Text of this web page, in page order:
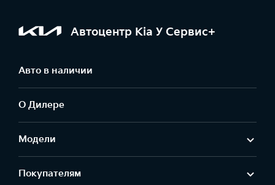
Автоцентр Kia У Сервис+
Авто в наличии
О Дилере
Модели
Покупателям